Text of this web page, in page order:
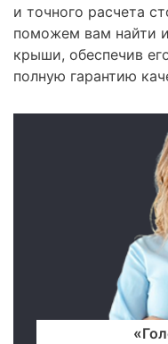
и точного расчета
поможем вам найти
крыши, обеспечив
полную гарантию